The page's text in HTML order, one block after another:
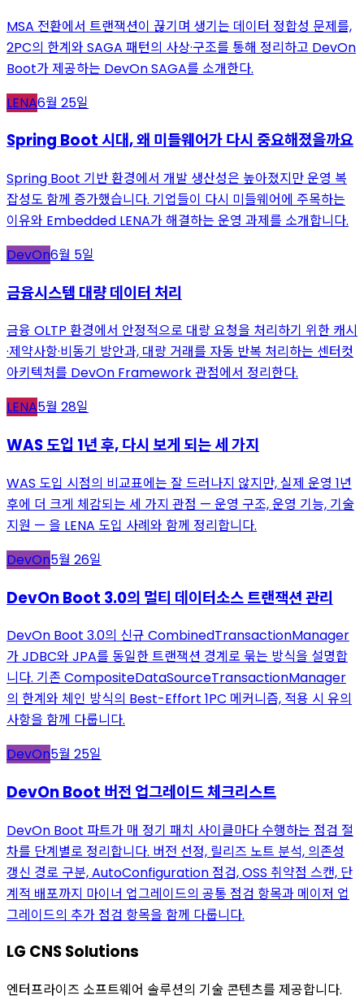
MSA 전환에서 트랜잭션이 끊기며 생기는 데이터 정합성 문제를,
2PC의 한계와 SAGA 패턴의 사상·구조를 통해 정리하고 DevOn
Boot가 제공하는 DevOn SAGA를 소개한다.
LENA6월 25일
Spring Boot 시대, 왜 미들웨어가 다시 중요해졌을까요
Spring Boot 기반 환경에서 개발 생산성은 높아졌지만 운영 복
잡성도 함께 증가했습니다. 기업들이 다시 미들웨어에 주목하는
이유와 Embedded LENA가 해결하는 운영 과제를 소개합니다.
DevOn6월 5일
금융시스템 대량 데이터 처리
금융 OLTP 환경에서 안정적으로 대량 요청을 처리하기 위한 캐시
·제약사항·비동기 방안과, 대량 거래를 자동 반복 처리하는 센터컷
아키텍처를 DevOn Framework 관점에서 정리한다.
LENA5월 28일
WAS 도입 1년 후, 다시 보게 되는 세 가지
WAS 도입 시점의 비교표에는 잘 드러나지 않지만, 실제 운영 1년
후에 더 크게 체감되는 세 가지 관점 — 운영 구조, 운영 기능, 기술
지원 — 을 LENA 도입 사례와 함께 정리합니다.
DevOn5월 26일
DevOn Boot 3.0의 멀티 데이터소스 트랜잭션 관리
DevOn Boot 3.0의 신규 CombinedTransactionManager
가 JDBC와 JPA를 동일한 트랜잭션 경계로 묶는 방식을 설명합
니다. 기존 CompositeDataSourceTransactionManager
의 한계와 체인 방식의 Best-Effort 1PC 메커니즘, 적용 시 유의
사항을 함께 다룹니다.
DevOn5월 25일
DevOn Boot 버전 업그레이드 체크리스트
DevOn Boot 파트가 매 정기 패치 사이클마다 수행하는 점검 절
차를 단계별로 정리합니다. 버전 선정, 릴리즈 노트 분석, 의존성
갱신 경로 구분, AutoConfiguration 점검, OSS 취약점 스캔, 단
계적 배포까지 마이너 업그레이드의 공통 점검 항목과 메이저 업
그레이드의 추가 점검 항목을 함께 다룹니다.
LG CNS Solutions
엔터프라이즈 소프트웨어 솔루션의 기술 콘텐츠를 제공합니다.